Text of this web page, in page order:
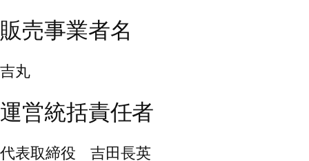
販売事業者名
吉丸
運営統括責任者
代表取締役 吉田長英